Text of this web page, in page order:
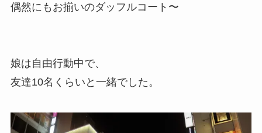
偶然にもお揃いのダッフルコート〜
娘は自由行動中で、
友達10名くらいと一緒でした。